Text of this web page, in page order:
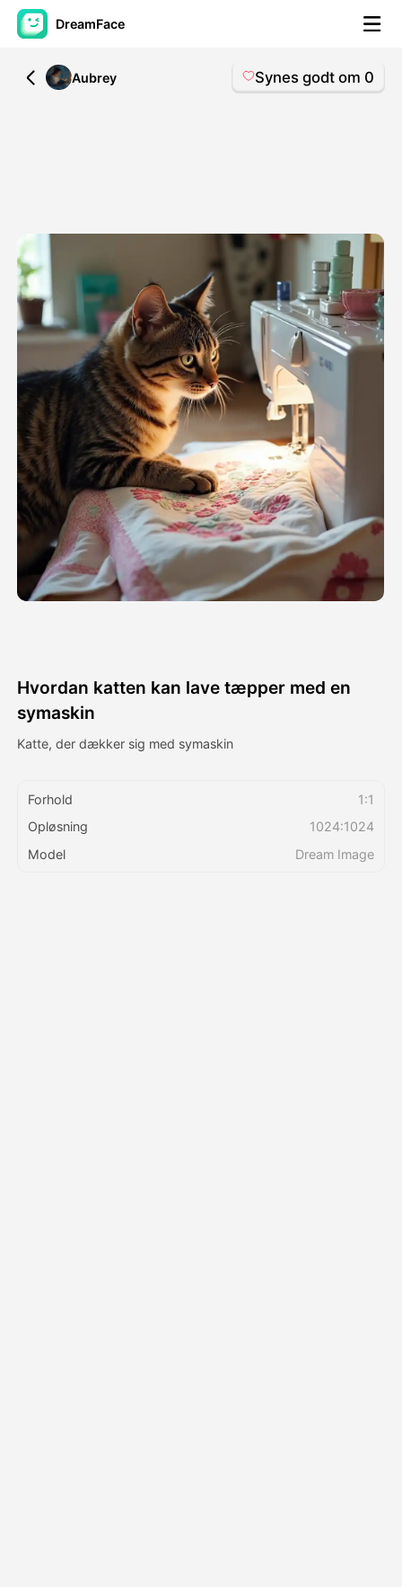
DreamFace
AI-værktøjer
Andre værktøjer ▼
Se alle værktøjer
Skabeloner
Avatar video
AI video
Foto: ▼
Andre værktøjer ▼
Priser
All
Aubrey Synes godt om 0
Hvordan katten kan lave tæpper med en
symaskin
Katte, der dækker sig med symaskin
Forhold
1:1
Opløsning
1024:1024
Model
Dream Image